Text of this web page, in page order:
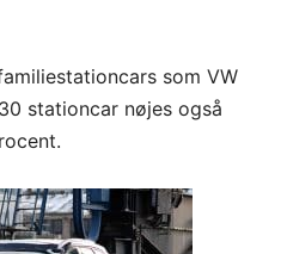
som VW
stationcar nøjes også